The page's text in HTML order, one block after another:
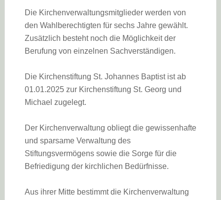
Die Kirchenverwaltungsmitglieder werden von
den Wahlberechtigten für sechs Jahre gewählt.
Zusätzlich besteht noch die Möglichkeit der
Berufung von einzelnen Sachverständigen.
Die Kirchenstiftung St. Johannes Baptist ist ab
01.01.2025 zur Kirchenstiftung St. Georg und
Michael zugelegt.
Der Kirchenverwaltung obliegt die gewissenhafte
und sparsame Verwaltung des
Stiftungsvermögens sowie die Sorge für die
Befriedigung der kirchlichen Bedürfnisse.
Aus ihrer Mitte bestimmt die Kirchenverwaltung